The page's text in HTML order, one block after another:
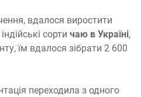
вдалося виростити
сорти чаю в Україні,
їм вдалося зібрати 2 600
переходила з одного